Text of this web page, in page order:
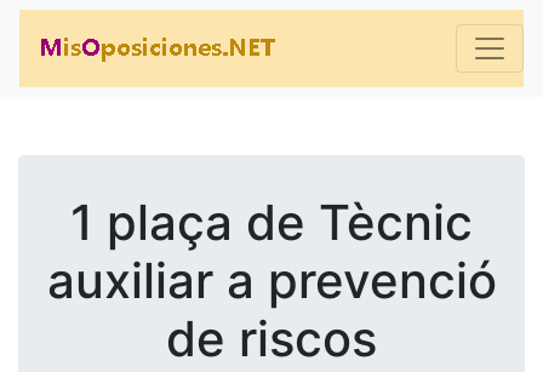
1 plaça de Tècnic
auxiliar a prevenció
de riscos